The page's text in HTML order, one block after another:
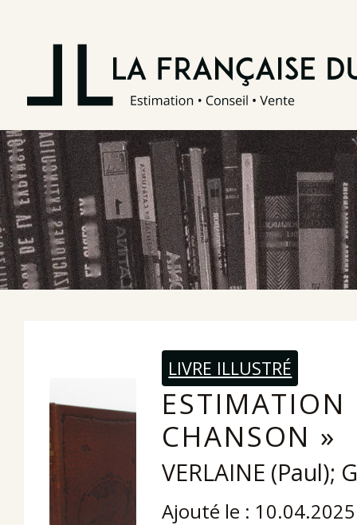
LIVRE ILLUSTRÉ
CHANSON »
VERLAINE (Paul);
Ajouté le : 10.04.2025